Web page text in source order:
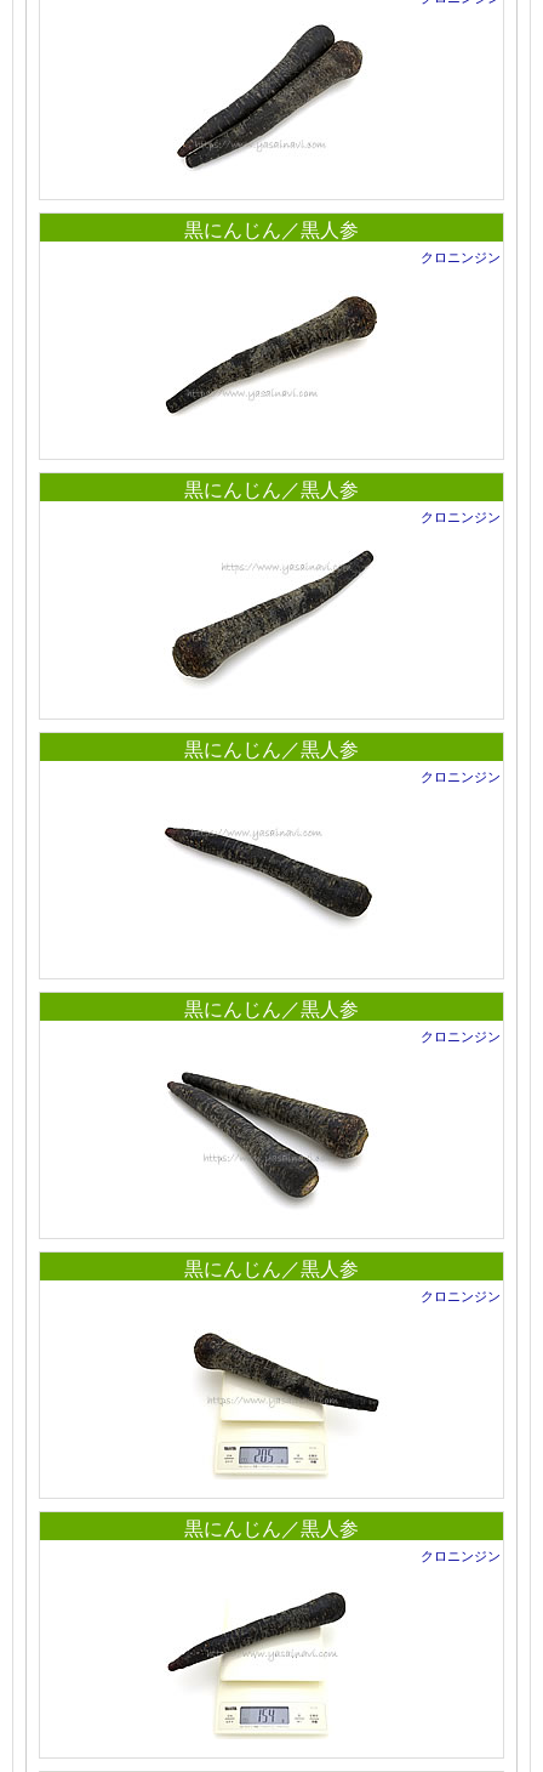
黒にんじん／黒人参
クロニンジン
黒にんじん／黒人参
クロニンジン
黒にんじん／黒人参
クロニンジン
黒にんじん／黒人参
クロニンジン
黒にんじん／黒人参
クロニンジン
黒にんじん／黒人参
クロニンジン